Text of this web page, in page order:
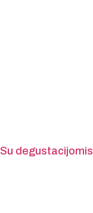
Su degustacijomis